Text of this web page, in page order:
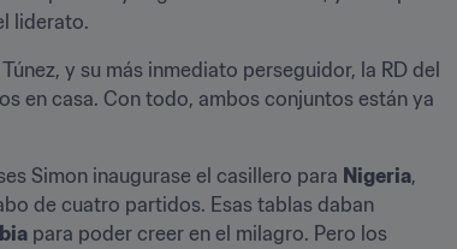
liderato.
y su más inmediato perseguidor, la RD del
en casa. Con todo, ambos conjuntos están ya
Simon inaugurase el casillero para Nigeria
de cuatro partidos. Esas tablas daban